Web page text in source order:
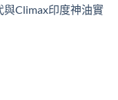
Climax印度神油實